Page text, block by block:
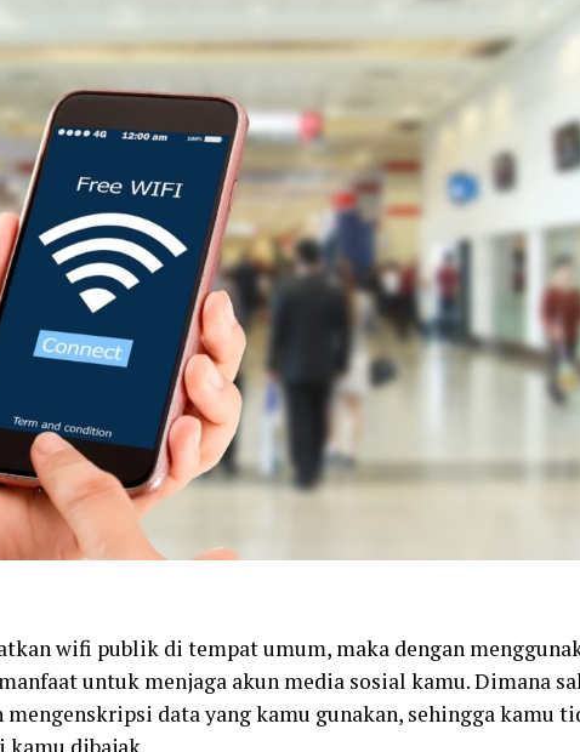
wifi publik di tempat umum, maka dengan
untuk menjaga akun media sosial kamu. Dimana
mengenskripsi data yang kamu gunakan, sehingga kamu
dibajak.